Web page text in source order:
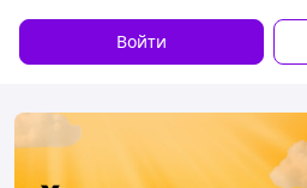
Войти